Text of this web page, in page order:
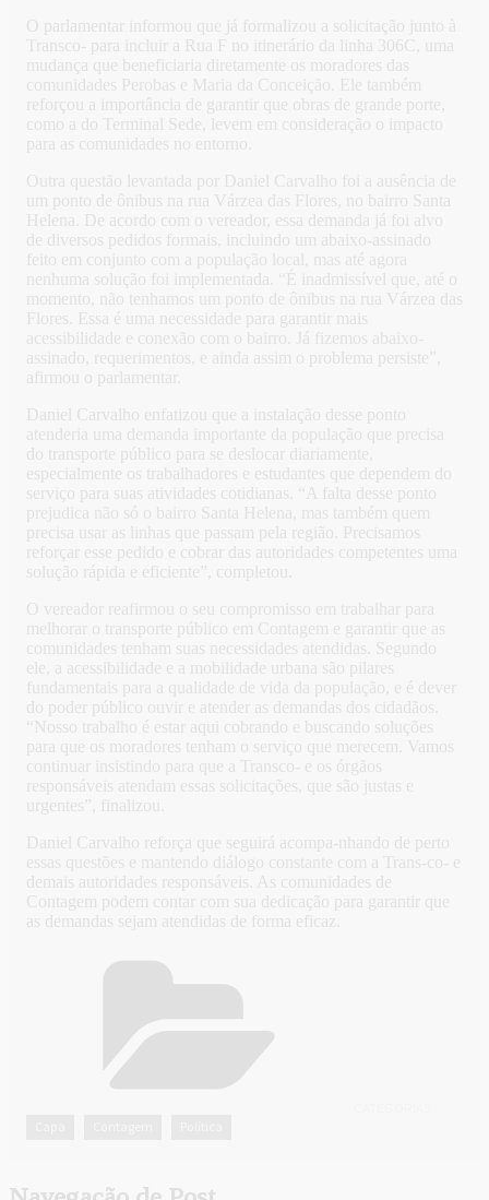
O parlamentar informou que já formalizou a solicitação junto à
Transco- para incluir a Rua F no itinerário da linha 306C, uma
mudança que beneficiaria diretamente os moradores das
comunidades Perobas e Maria da Conceição. Ele também
reforçou a importância de garantir que obras de grande porte,
como a do Terminal Sede, levem em consideração o impacto
para as comunidades no entorno.
Outra questão levantada por Daniel Carvalho foi a ausência de
um ponto de ônibus na rua Várzea das Flores, no bairro Santa
Helena. De acordo com o vereador, essa demanda já foi alvo
de diversos pedidos formais, incluindo um abaixo-assinado
feito em conjunto com a população local, mas até agora
nenhuma solução foi implementada. “É inadmissível que, até o
momento, não tenhamos um ponto de ônibus na rua Várzea das
Flores. Essa é uma necessidade para garantir mais
acessibilidade e conexão com o bairro. Já fizemos abaixo-
assinado, requerimentos, e ainda assim o problema persiste”,
afirmou o parlamentar.
Daniel Carvalho enfatizou que a instalação desse ponto
atenderia uma demanda importante da população que precisa
do transporte público para se deslocar diariamente,
especialmente os trabalhadores e estudantes que dependem do
serviço para suas atividades cotidianas. “A falta desse ponto
prejudica não só o bairro Santa Helena, mas também quem
precisa usar as linhas que passam pela região. Precisamos
reforçar esse pedido e cobrar das autoridades competentes uma
solução rápida e eficiente”, completou.
O vereador reafirmou o seu compromisso em trabalhar para
melhorar o transporte público em Contagem e garantir que as
comunidades tenham suas necessidades atendidas. Segundo
ele, a acessibilidade e a mobilidade urbana são pilares
fundamentais para a qualidade de vida da população, e é dever
do poder público ouvir e atender as demandas dos cidadãos.
“Nosso trabalho é estar aqui cobrando e buscando soluções
para que os moradores tenham o serviço que merecem. Vamos
continuar insistindo para que a Transco- e os órgãos
responsáveis atendam essas solicitações, que são justas e
urgentes”, finalizou.
Daniel Carvalho reforça que seguirá acompa-nhando de perto
essas questões e mantendo diálogo constante com a Trans-co- e
demais autoridades responsáveis. As comunidades de
Contagem podem contar com sua dedicação para garantir que
as demandas sejam atendidas de forma eficaz.